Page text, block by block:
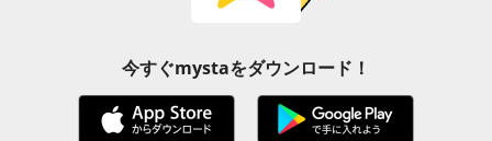
今すぐmystaをダウンロード！